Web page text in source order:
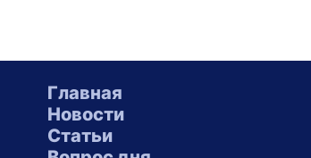
Главная
Новости
Статьи